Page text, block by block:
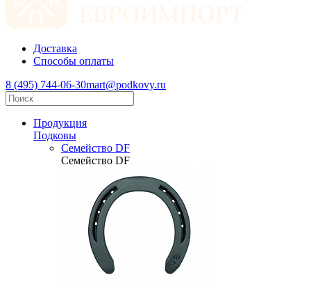
Доставка
Способы оплаты
8 (495) 744-06-30mart@podkovy.ru
Продукция
Подковы
Семейство DF
Семейство DF